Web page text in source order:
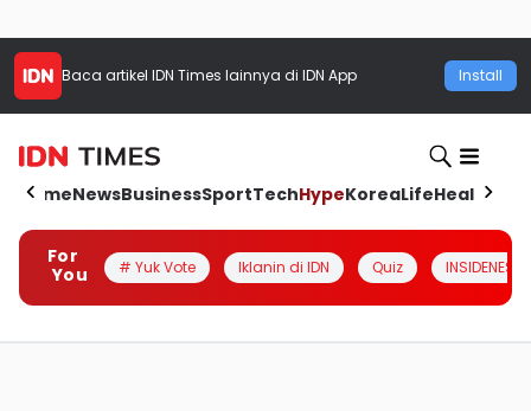
Baca artikel IDN Times lainnya di IDN App Install
HomeNewsBusinessSportTechHypeKoreaLifeHealth
For
You
# Yuk Vote Iklanin di IDN Quiz INSIDENESIA